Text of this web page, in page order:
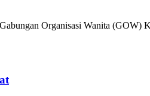
Organisasi Wanita